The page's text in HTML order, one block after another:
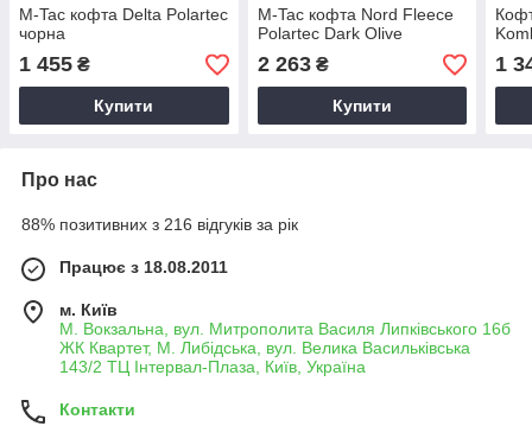
M-Tac кофта Delta Polartec
чорна
1 455 ₴
Купити
M-Tac кофта Nord Fleece
Polartec Dark Olive
2 263₴
Купити
1
Про нас
88% позитивних з 216 відгуків за рік
Працює з 18.08.2011
м. Київ
М. Вокзальна, вул. Митрополита Василя Липківського 16б
ЖК Квартет, М. Либідська, вул. Велика Васильківська
143/2 ТЦ Інтервал-Плаза, Київ, Україна
Контакти